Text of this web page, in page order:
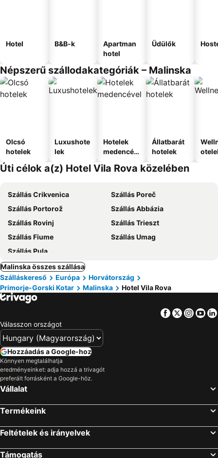
Hotel B&B-k
Apartman
hotel
Üdülők
Népszerű szállodakategóriák – Malinska
Olcsó
hotelek
Luxushote
lek
Hotelek
medencév
Állatbarát
hotelek
Úti célok a(z) Hotel Vila Rova közelében
Szállás Crikvenica
Szállás Poreč
Szállás Portorož
Szállás Abbázia
Szállás Rovinj
Szállás Trieszt
Szállás Fiume
Szállás Umag
Szállás Pula
Malinska összes szállása
Szálláskereső
Európa
Horvátország
Primorje-Gorski Kotar
Malinska Hotel Vila Rova
Facebook
Twitter
Válasszon országot
Hozzáadás a Google-hoz
Könnyen megtalálhatja
eredményeinket: adja hozzá a trivagót
preferált forrásként a Google-höz.
Vállalat
Termékeink
Feltételek és irányelvek
Támogatás